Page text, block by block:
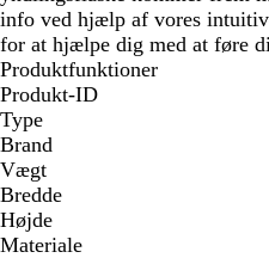
info ved hjælp af vores
for at hjælpe dig med at føre
Produktfunktioner
Produkt-ID
Type
Brand
Vægt
Bredde
Højde
Materiale